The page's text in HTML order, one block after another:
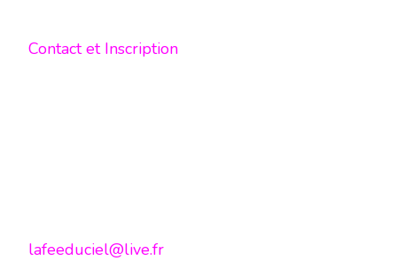
Contact et Inscription
lafeeduciel@live.fr